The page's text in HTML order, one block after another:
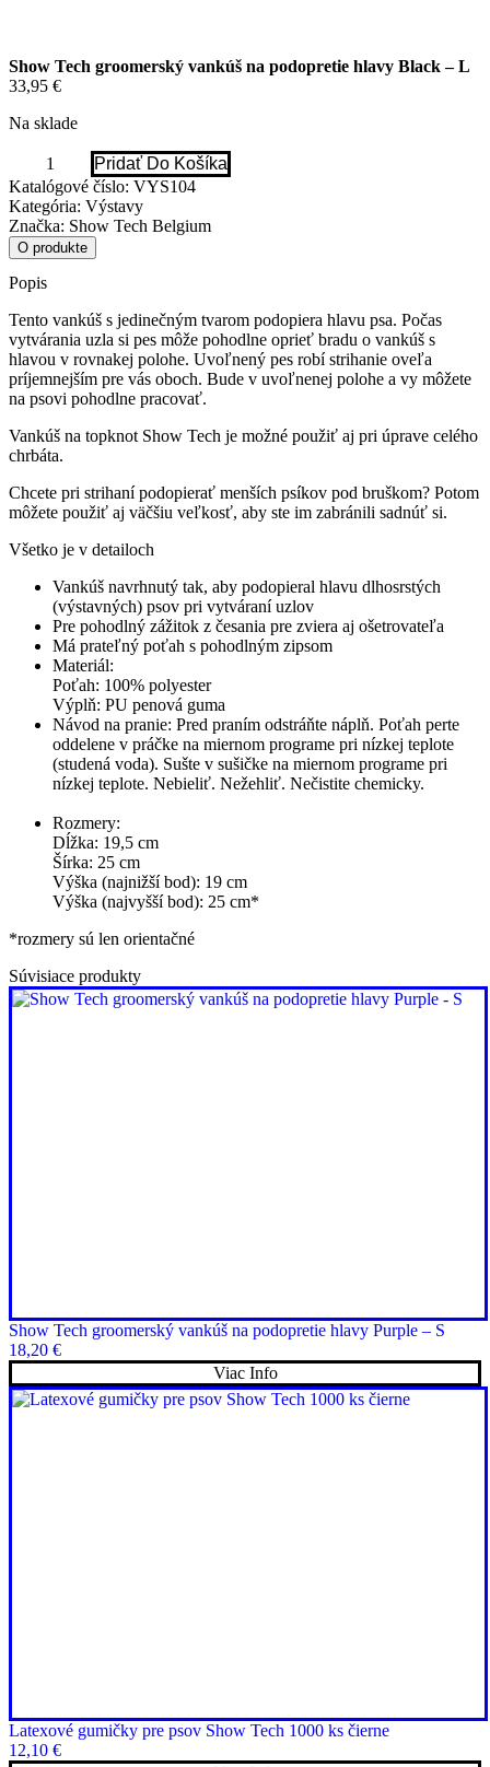
Show Tech groomerský vankúš na podopretie hlavy Black – L
33,95 €
Na sklade
množstvo
Show
Tech
groomerský
vankúš
na
podopretie
hlavy
Black
-
L
Pridať Do Košíka
Katalógové číslo: VYS104
Kategória: Výstavy
Značka: Show Tech Belgium
O produkte
Popis
Tento vankúš s jedinečným tvarom podopiera hlavu psa. Počas
vytvárania uzla si pes môže pohodlne oprieť bradu o vankúš s
hlavou v rovnakej polohe. Uvoľnený pes robí strihanie oveľa
príjemnejším pre vás oboch. Bude v uvoľnenej polohe a vy môžete
na psovi pohodlne pracovať.
Vankúš na topknot Show Tech je možné použiť aj pri úprave celého
chrbáta.
Chcete pri strihaní podopierať menších psíkov pod bruškom? Potom
môžete použiť aj väčšiu veľkosť, aby ste im zabránili sadnúť si.
Všetko je v detailoch
Vankúš navrhnutý tak, aby podopieral hlavu dlhosrstých
(výstavných) psov pri vytváraní uzlov
Pre pohodlný zážitok z česania pre zviera aj ošetrovateľa
Má prateľný poťah s pohodlným zipsom
Materiál:
Poťah: 100% polyester
Výplň: PU penová guma
Návod na pranie: Pred praním odstráňte náplň. Poťah perte
oddelene v práčke na miernom programe pri nízkej teplote
(studená voda). Sušte v sušičke na miernom programe pri
nízkej teplote. Nebieliť. Nežehliť. Nečistite chemicky.
Rozmery:
Dĺžka: 19,5 cm
Šírka: 25 cm
Výška (najnižší bod): 19 cm
Výška (najvyšší bod): 25 cm*
*rozmery sú len orientačné
Súvisiace produkty
Show Tech groomerský vankúš na podopretie hlavy Purple – S
18,20 €
Viac Info
Latexové gumičky pre psov Show Tech 1000 ks čierne
12,10 €